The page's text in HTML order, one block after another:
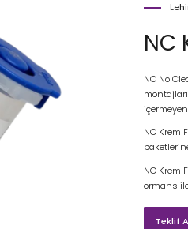
NC
NC No
içermeyen
NC Krem
NC Krem
ormans
Teklif